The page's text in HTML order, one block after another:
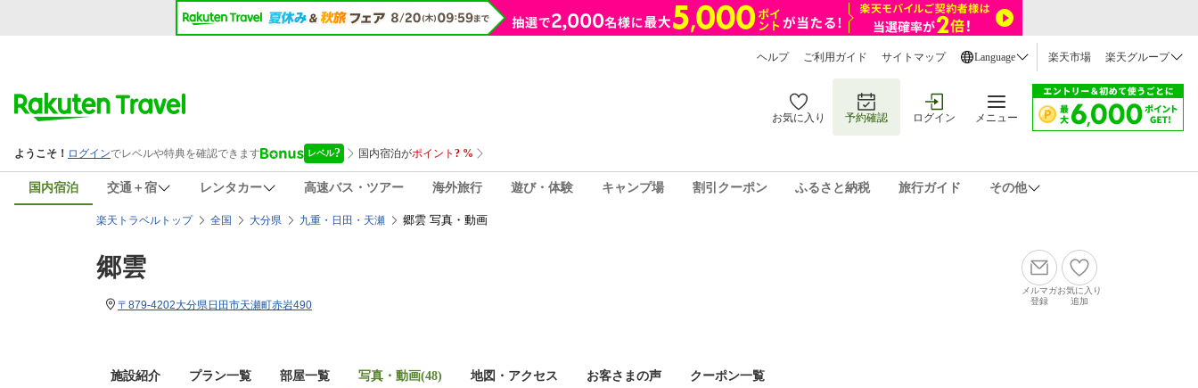
ヘルプ ご利用ガイド サイトマップ Language 楽天市場 楽天グループ
お気に入り 予約確認 ログイン メニュー
国内宿泊 交通＋宿 レンタカー 高速バス・ツアー 海外旅行 遊び・体験 キャンプ場 割引クーポン ふるさと納税 旅行ガイド その他
楽天トラベルトップ 全国 大分県 九重・日田・天瀬 郷雲 写真・動画
郷雲
〒879-4202大分県日田市天瀬町赤岩490
メルマガ
登録
お気に入り
追加
施設紹介 プラン一覧 部屋一覧 写真・動画(48) 地図・アクセス お客さまの声 クーポン一覧